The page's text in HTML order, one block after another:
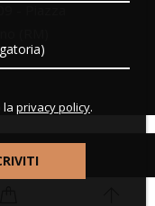
- Piazza
(RM)
S.r.l.
la privacy policy.